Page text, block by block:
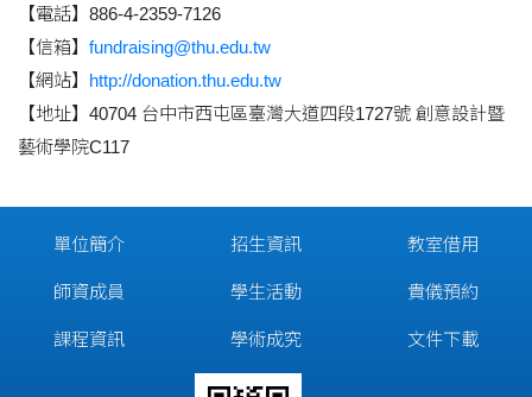
【電話】886-4-2359-7126
【信箱】 fundraising@thu.edu.tw
【網站】 http://donation.thu.edu.tw
【地址】40704 台中市西屯區臺灣大道四段1727號 創意設計暨
藝術學院C117
單位簡介
師資成員
課程資訊
招生資訊
學生活動
學術成究
教室借用
貴儀預約
文件下載